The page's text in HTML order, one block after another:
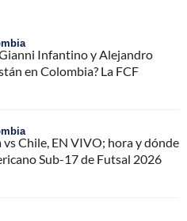
Infantino y Alejandro
en Colombia? La FCF
Chile, EN VIVO; hora y dónde
Sub-17 de Futsal 2026